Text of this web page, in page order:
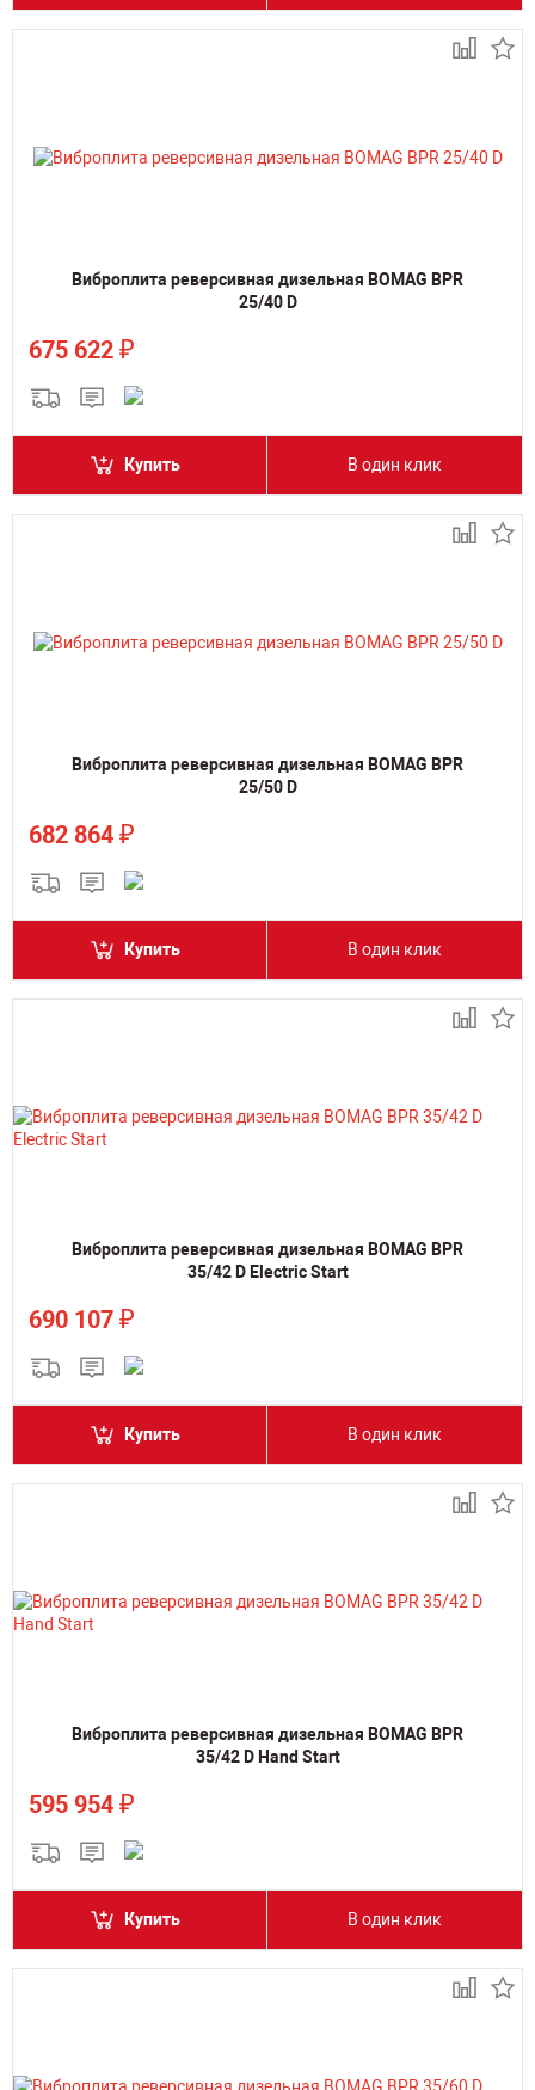
Виброплита реверсивная дизельная BOMAG BPR
25/40 D
675 622 ₽
Купить В один клик
Виброплита реверсивная дизельная BOMAG BPR
25/50 D
682 864 ₽
Купить В один клик
Виброплита реверсивная дизельная BOMAG BPR
35/42 D Electric Start
690 107 ₽
Купить В один клик
Виброплита реверсивная дизельная BOMAG BPR
35/42 D Hand Start
595 954 ₽
Купить В один клик